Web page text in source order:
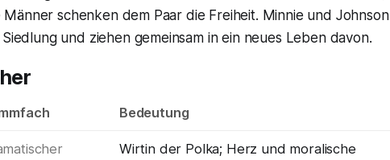
schenken dem Paar die Freiheit. Minnie und Johnson
und ziehen gemeinsam in ein neues Leben davon.
Bedeutung
Wirtin der Polka; Herz und moralische